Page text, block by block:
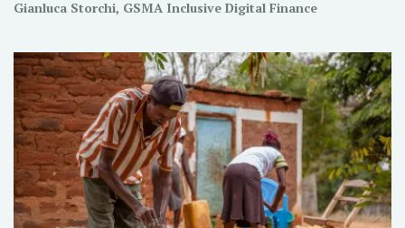
Gianluca Storchi, GSMA Inclusive Digital Finance